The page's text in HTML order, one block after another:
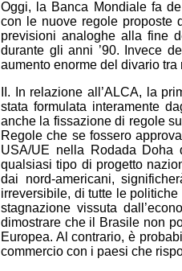
Oggi, la Banca Mondiale fa
con le nuove regole proposte
previsioni analoghe alla fine
durante gli anni ’90. Invece
aumento enorme del divario tra
II. In relazione all’ALCA, la
stata formulata interamente
anche la fissazione di regole
Regole che se fossero
USA/UE nella Rodada Doha
qualsiasi tipo di progetto
dai nord-americani,
irreversibile, di tutte le
stagnazione vissuta
dimostrare che il Brasile non
Europea. Al contrario, è
commercio con i paesi che